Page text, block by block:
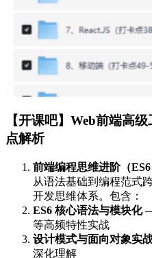
【开课吧】Web前端高
点解析
前端编程思维进阶（
从语法基础到编程范式
开发思维体系。包含：
ES6 核心语法与模块化
等高频特性实战
设计模式与面向对象实
深化理解